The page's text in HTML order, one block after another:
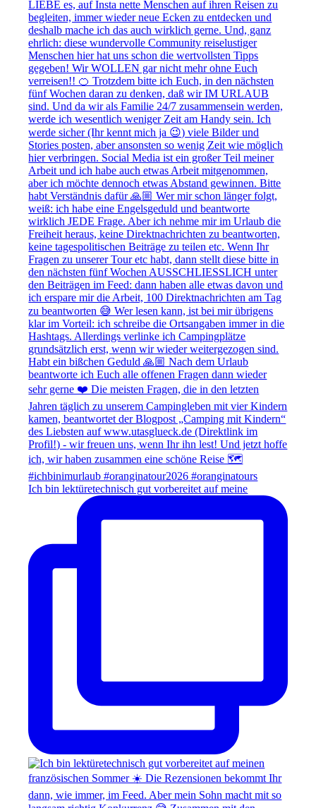
Ich bin lektüretechnisch gut vorbereitet auf meine